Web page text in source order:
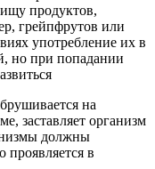
продуктов,
грейпфрутов или
употребление их в
но при попадании
на
заставляет организм
должны
проявляется в